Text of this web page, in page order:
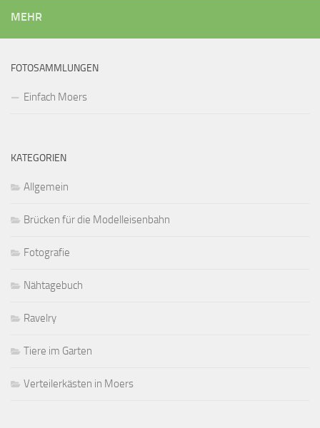
MEHR
FOTOSAMMLUNGEN
Einfach Moers
KATEGORIEN
Allgemein
Brücken für die Modelleisenbahn
Fotografie
Nähtagebuch
Ravelry
Tiere im Garten
Verteilerkästen in Moers